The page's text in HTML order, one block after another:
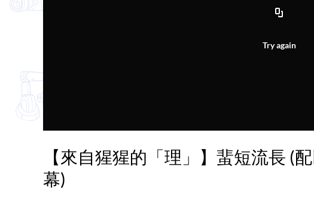
Try again
【來自猩猩的「理」】蜚短流長 (
幕)